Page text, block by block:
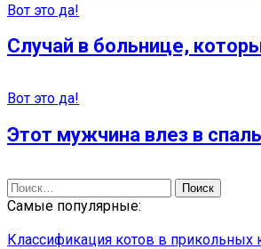
Вот это да!
Случай в больнице,
Вот это да!
Этот мужчина влез в
Найти:
Самые популярные:
Классификация котов в прикольных